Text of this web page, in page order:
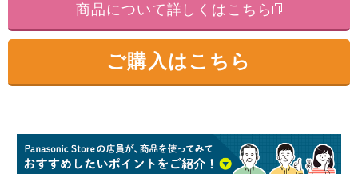
商品について詳しくはこちら
ご購入はこちら